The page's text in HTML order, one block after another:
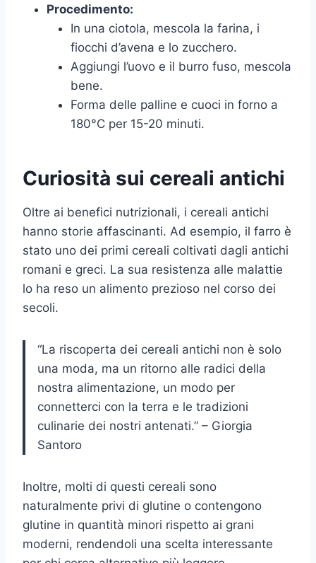
Procedimento:
In una ciotola, mescola la farina, i
fiocchi d’avena e lo zucchero.
Aggiungi l’uovo e il burro fuso, mescola
bene.
Forma delle palline e cuoci in forno a
180°C per 15-20 minuti.
Curiosità sui cereali antichi
Oltre ai benefici nutrizionali, i cereali antichi
hanno storie affascinanti. Ad esempio, il farro è
stato uno dei primi cereali coltivati dagli antichi
romani e greci. La sua resistenza alle malattie
lo ha reso un alimento prezioso nel corso dei
secoli.
“La riscoperta dei cereali antichi non è solo
una moda, ma un ritorno alle radici della
nostra alimentazione, un modo per
connetterci con la terra e le tradizioni
culinarie dei nostri antenati.” – Giorgia
Santoro
Inoltre, molti di questi cereali sono
naturalmente privi di glutine o contengono
glutine in quantità minori rispetto ai grani
moderni, rendendoli una scelta interessante